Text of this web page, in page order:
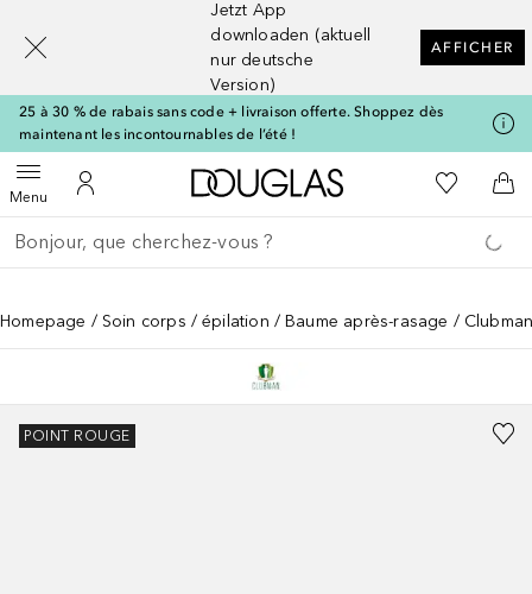
Jetzt App
downloaden (aktuell
nur deutsche
Version)
AFFICHER
25 à 30 % de rabais sans code + livraison offerte. Shoppez dès
maintenant les incontournables de l’été !
MenuOuvrir le menuVers Mon Compte
Vers l'accueil Douglas
Vers Ma
Retourner
Exécuter la recherche
Homepage Soin corps épilation Baume après-rasage
POINT ROUGE
[navigation.slideout.screenreader]